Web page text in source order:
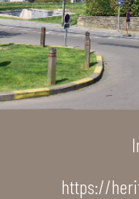
https://